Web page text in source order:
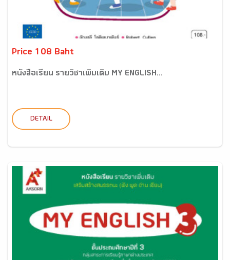
Price 108 Baht
หนังสือเรียน รายวิชาเพิ่มเติม MY ENGLISH...
DETAIL